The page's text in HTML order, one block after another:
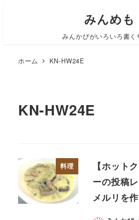
みんめも
みんかぴがいろいろ書く
ホーム KN-HW24E
KN-HW24E
料理
【ホット
ーの投稿
メルリを